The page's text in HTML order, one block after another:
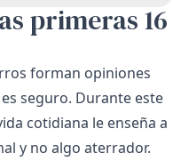
primeras 16
forman opiniones
seguro. Durante este
cotidiana le enseña a
y no algo aterrador.